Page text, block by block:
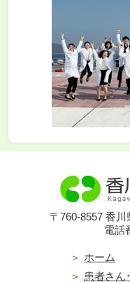
〒760-8557 香
電話
ホーム
患者さん